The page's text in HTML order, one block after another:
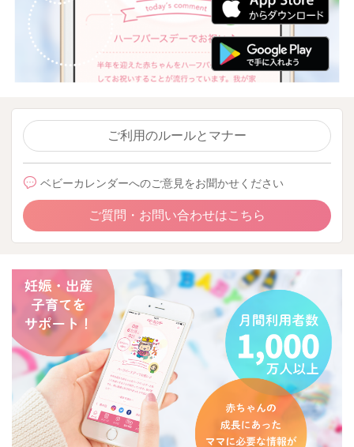
ご利用のルールとマナー
ベビーカレンダーへのご意見をお聞かせください
ご質問・お問い合わせはこちら